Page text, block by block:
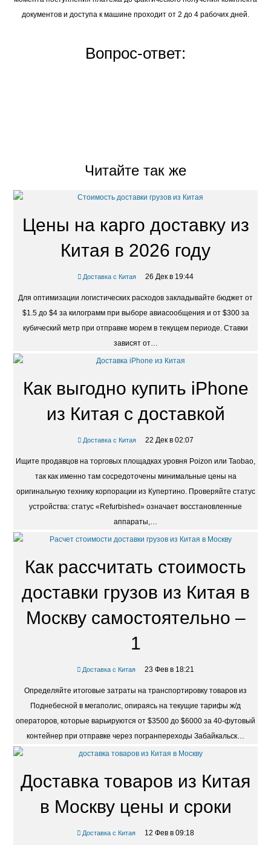
документов и доступа к машине проходит от 2 до 4 рабочих дней.
Вопрос-ответ:
Читайте так же
Цены на карго доставку из
Китая в 2026 году
Доставка с Китая 26 Дек в 19:44
Для оптимизации логистических расходов закладывайте бюджет от
$1.5 до $4 за килограмм при выборе авиасообщения и от $300 за
кубический метр при отправке морем в текущем периоде. Ставки
зависят от…
Как выгодно купить iPhone
из Китая с доставкой
Доставка с Китая 22 Дек в 02:07
Ищите продавцов на торговых площадках уровня Poizon или Taobao,
так как именно там сосредоточены минимальные цены на
оригинальную технику корпорации из Купертино. Проверяйте статус
устройства: статус «Refurbished» означает восстановленные
аппараты,…
Как рассчитать стоимость
доставки грузов из Китая в
Москву самостоятельно –
1
Доставка с Китая 23 Фев в 18:21
Определяйте итоговые затраты на транспортировку товаров из
Поднебесной в мегаполис, опираясь на текущие тарифы ж/д
операторов, которые варьируются от $3500 до $6000 за 40-футовый
контейнер при отправке через погранпереходы Забайкальск…
Доставка товаров из Китая
в Москву цены и сроки
Доставка с Китая 12 Фев в 09:18